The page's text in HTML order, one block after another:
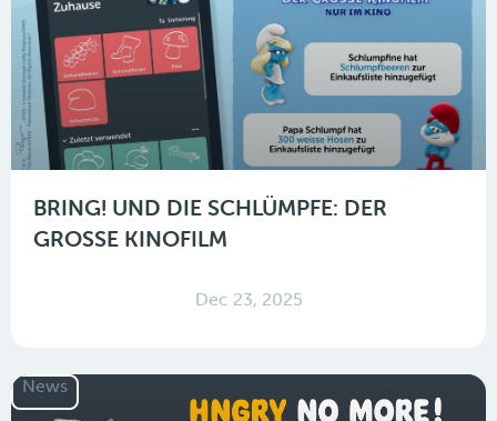
BRING! UND DIE SCHLÜMPFE: DER
GROSSE KINOFILM
Dec 23, 2025
News